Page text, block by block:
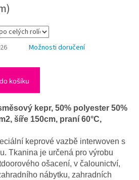
Možnosti doručení
košíku
kepr, 50% polyester 50%
šíře 150cm, praní 60°C,
keprové vazbě interwoven s
Tkanina je určená pro výrobu
ošacení, v čalounictví,
nábytku, zahradních